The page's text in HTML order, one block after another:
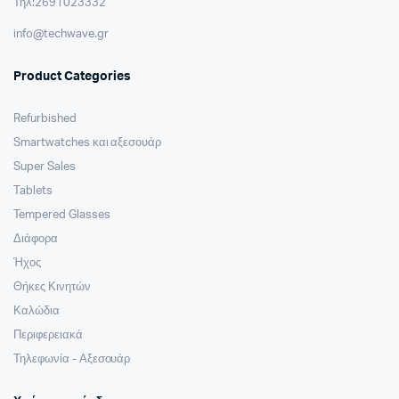
Τηλ:2691023332
info@techwave.gr
Product Categories
Refurbished
Smartwatches και αξεσουάρ
Super Sales
Tablets
Tempered Glasses
Διάφορα
Ήχος
Θήκες Κινητών
Καλώδια
Περιφερειακά
Τηλεφωνία - Αξεσουάρ